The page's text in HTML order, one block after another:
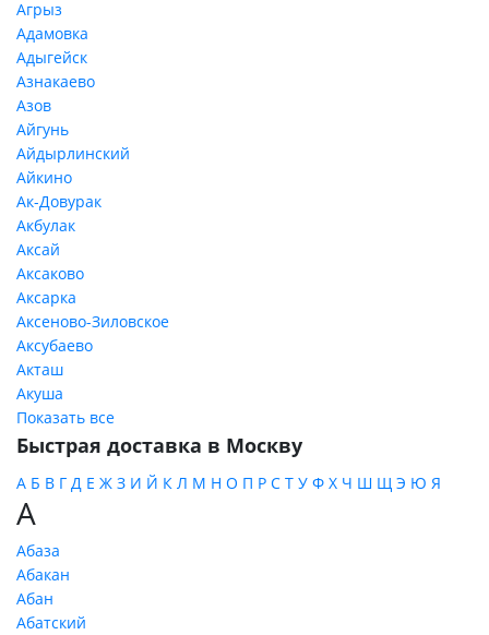
Агрыз
Адамовка
Адыгейск
Азнакаево
Азов
Айгунь
Айдырлинский
Айкино
Ак-Довурак
Акбулак
Аксай
Аксаково
Аксарка
Аксеново-Зиловское
Аксубаево
Акташ
Акуша
Показать все
Быстрая доставка в Москву
А Б В Г Д Е Ж З И Й К Л М Н О П Р С Т У Ф Х Ч Ш Щ Э Ю Я
А
Абаза
Абакан
Абан
Абатский